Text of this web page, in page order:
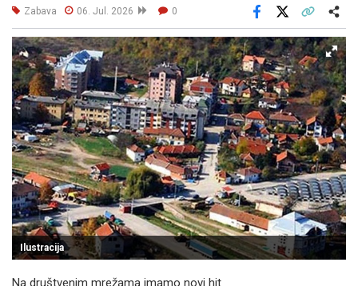
Zabava 06. Jul. 2026 0
Facebook
Ilustracija
Na društvenim mrežama imamo novi hit.